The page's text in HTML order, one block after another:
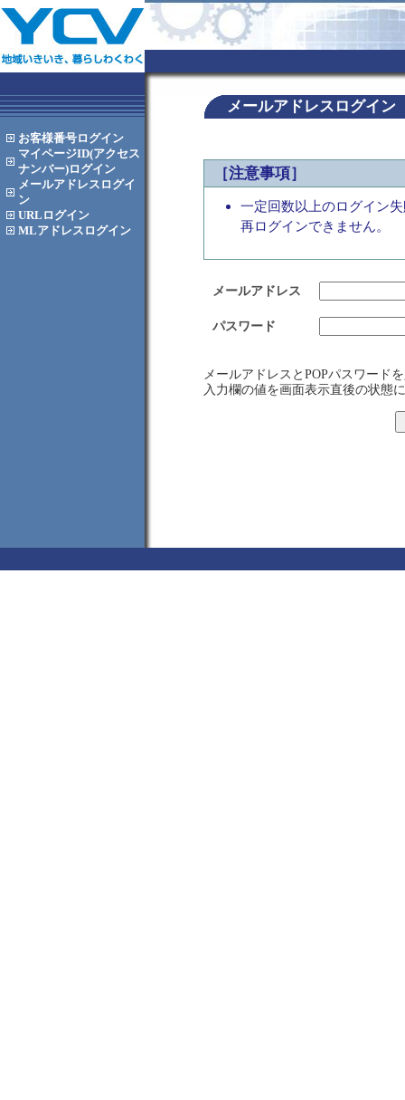
お客様番号ログイン
マイページID(アクセス
ナンバー)ログイン
メールアドレス ログイ
ン
URL ログイン
MLアドレス ログイン
メールアドレスログイン
［注意事項］
一定回数以上のログイン
再ログインできません。
メールアドレス
パスワード
メールアドレスとPOPパスワード
入力欄の値を画面表示直後の状態